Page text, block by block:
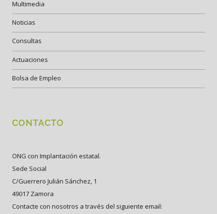
Multimedia
Noticias
Consultas
Actuaciones
Bolsa de Empleo
CONTACTO
ONG con Implantación estatal.
Sede Social
C/Guerrero Julián Sánchez, 1
49017 Zamora
Contacte con nosotros a través del siguiente email: